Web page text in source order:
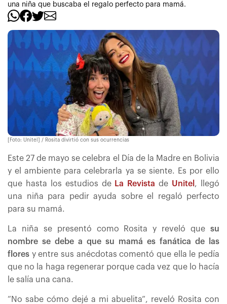
una niña que buscaba el regalo perfecto para mamá.
[Foto: Unitel] / Rosita divirtió con sus ocurrencias
Este 27 de mayo se celebra el Día de la Madre en Bolivia
y el ambiente para celebrarla ya se siente. Es por ello
que hasta los estudios de La Revista de Unitel , llegó
una niña para pedir ayuda sobre el regaló perfecto
para su mamá.
La niña se presentó como Rosita y reveló que su
nombre se debe a que su mamá es fanática de las
flores y entre sus anécdotas comentó que ella le pedía
que no la haga regenerar porque cada vez que lo hacía
le salía una cana.
“No sabe cómo dejé a mi abuelita”, reveló Rosita con